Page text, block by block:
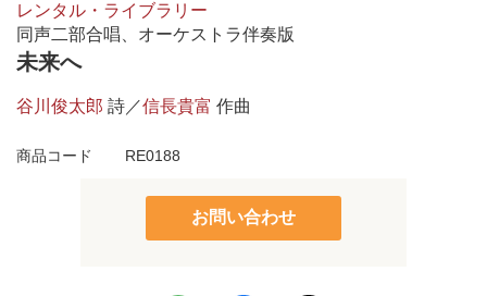
レンタル・ライブラリー
同声二部合唱、オーケストラ伴奏版
未来へ
谷川俊太郎 詩／信長貴富 作曲
商品コード RE0188
お問い合わせ